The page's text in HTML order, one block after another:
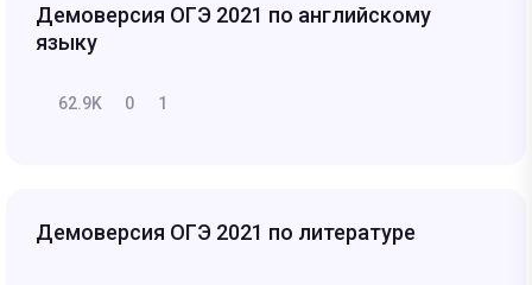
Демоверсия ОГЭ 2021 по английскому
языку
62.9K 0 1
Демоверсия ОГЭ 2021 по литературе